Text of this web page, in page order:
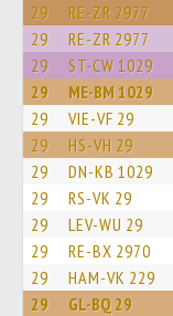
29 RE-ZR 2977
29 RE-ZR 2977
29 ST-CW 1029
29 ME-BM 1029
29 VIE-VF 29
29 HS-VH 29
29 DN-KB 1029
29 RS-VK 29
29 LEV-WU 29
29 RE-BX 2970
29 HAM-VK 229
29 GL-BQ 29